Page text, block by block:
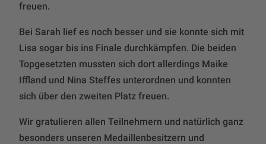
freuen.
Bei Sarah lief es noch besser und sie konnte sich mit
Lisa sogar bis ins Finale durchkämpfen. Die beiden
Topgesetzten mussten sich dort allerdings Maike
Iffland und Nina Steffes unterordnen und konnten
sich über den zweiten Platz freuen.
Wir gratulieren allen Teilnehmern und natürlich ganz
besonders unseren Medaillenbesitzern und